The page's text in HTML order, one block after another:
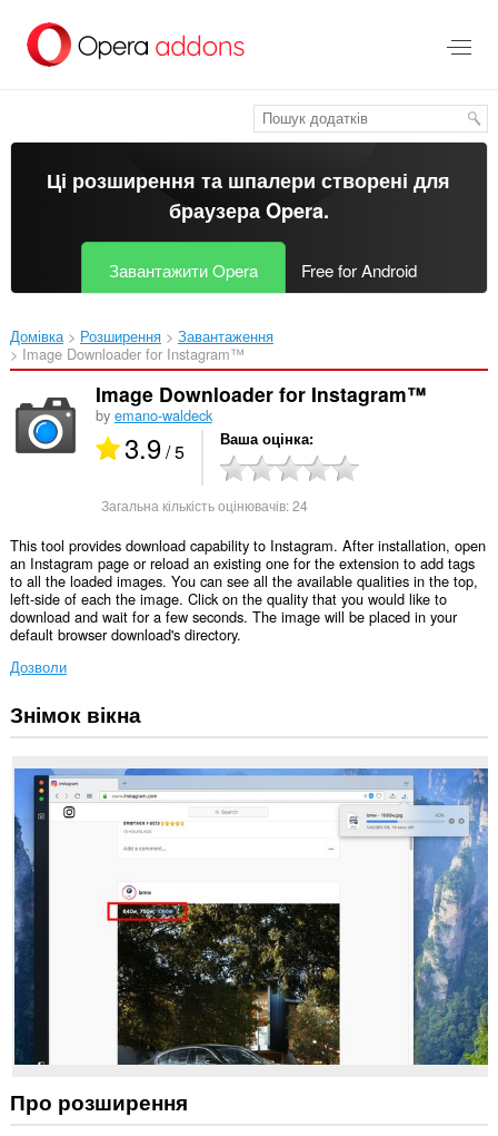
основного
Ці розширення та шпалери створені для
браузера Opera.
Завантажити Opera Free for Android
Домівка Розширення
Завантаження
Image Downloader for Instagram™‎
Image Downloader for Instagram™
by emano-waldeck
3.9/ 5 Ваша оцінка
Загальна кількість оцінювачів:24
This tool provides download capability to Instagram. After installation, open
an Instagram page or reload an existing one for the extension to add tags
to all the loaded images. You can see all the available qualities in the top,
left-side of each the image. Click on the quality that you would like to
download and wait for a few seconds. The image will be placed in your
default browser download's directory.
Дозволи
Це
розширення
отримувати
доступ
ваших
даних
на
деяких
із
сайтів.
Знімок вікна
Про розширення